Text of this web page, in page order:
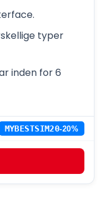
typer
inden for 6
MYBESTSIM20-20%